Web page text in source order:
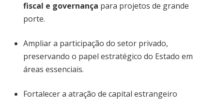
fiscal e governança para projetos de grande
porte.
Ampliar a participação do setor privado,
preservando o papel estratégico do Estado em
áreas essenciais.
Fortalecer a atração de capital estrangeiro